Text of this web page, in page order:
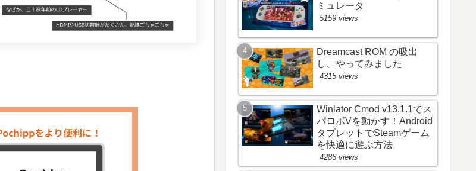
ミュレータ
5159 views
Dreamcast ROM の吸出
し、やってみました
4315 views
Winlator Cmod v13.1.1でス
パロボVを動かす！Android
タブレットでSteamゲーム
を快適に遊ぶ方法
4286 views